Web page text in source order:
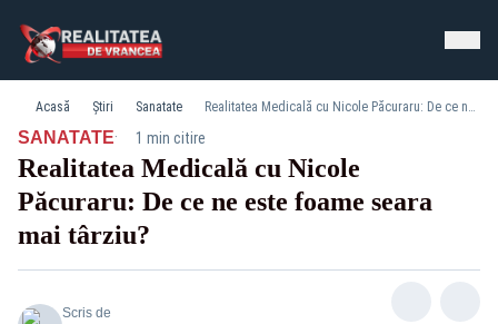
Acasă Știri Sanatate Realitatea Medicală cu Nicole Păcuraru: De ce ne este foame seara mai târziu?
SANATATE· 1 min citire
Realitatea Medicală cu Nicole
Păcuraru: De ce ne este foame seara
mai târziu?
Scris de